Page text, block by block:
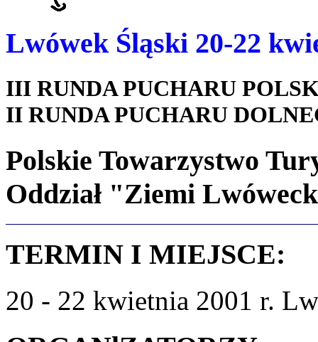
Lwówek Śląski 20-22
III RUNDA PUCHARU
II RUNDA PUCHARU
Polskie Towarzystwo
Oddział "Ziemi
TERMIN I MIEJSCE:
20 - 22 kwietnia 2001 r.